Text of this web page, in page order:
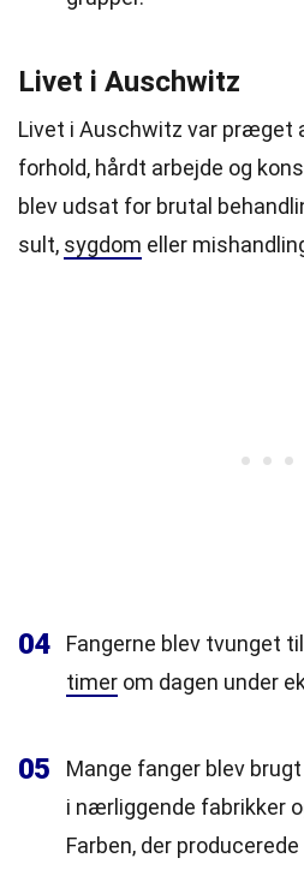
Livet i Auschwitz
Livet i Auschwitz var præget
forhold, hårdt arbejde og
blev udsat for brutal
sult, sygdom eller
04
Fangerne blev tvunget
timer om dagen under
05
Mange fanger blev
i nærliggende fabrikker
Farben, der